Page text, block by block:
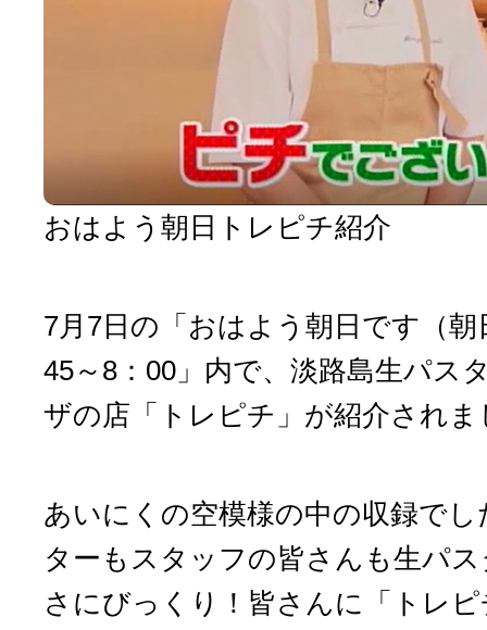
おはよう朝日トレピチ紹介
7月7日の「おはよう朝日です（朝
45～8：00」内で、淡路島生パス
ザの店「トレピチ」が紹介されま
あいにくの空模様の中の収録で
ターもスタッフの皆さんも生パ
さにびっくり！皆さんに「トレ